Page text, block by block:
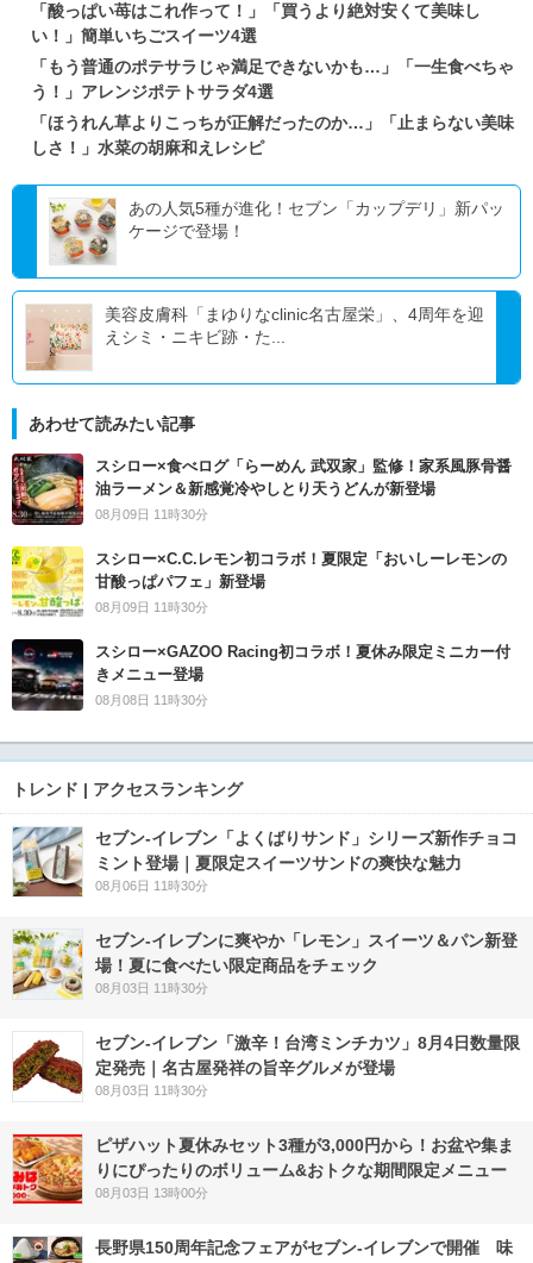
「酸っぱい苺はこれ作って！」「買うより絶対安くて美味し
い！」簡単いちごスイーツ4選
「もう普通のポテサラじゃ満足できないかも…」「一生食べちゃ
う！」アレンジポテトサラダ4選
「ほうれん草よりこっちが正解だったのか…」「止まらない美味
しさ！」水菜の胡麻和えレシピ
あの人気5種が進化！セブン「カップデリ」新パッ
ケージで登場！
美容皮膚科「まゆりなclinic名古屋栄」、4周年を迎
えシミ・ニキビ跡・た...
あわせて読みたい記事
スシロー×食べログ「らーめん 武双家」監修！家系風豚骨醤
油ラーメン＆新感覚冷やしとり天うどんが新登場
08月09日 11時30分
スシロー×C.C.レモン初コラボ！夏限定「おいしーレモンの
甘酸っぱパフェ」新登場
08月09日 11時30分
スシロー×GAZOO Racing初コラボ！夏休み限定ミニカー付
きメニュー登場
08月08日 11時30分
トレンド | アクセスランキング
セブン‐イレブン「よくばりサンド」シリーズ新作チョコ
ミント登場｜夏限定スイーツサンドの爽快な魅力
08月06日 11時30分
セブン‐イレブンに爽やか「レモン」スイーツ＆パン新登
場！夏に食べたい限定商品をチェック
08月03日 11時30分
セブン-イレブン「激辛！台湾ミンチカツ」8月4日数量限
定発売｜名古屋発祥の旨辛グルメが登場
08月03日 11時30分
ピザハット夏休みセット3種が3,000円から！お盆や集ま
りにぴったりのボリューム&おトクな期間限定メニュー
08月03日 13時00分
長野県150周年記念フェアがセブン-イレブンで開催 味